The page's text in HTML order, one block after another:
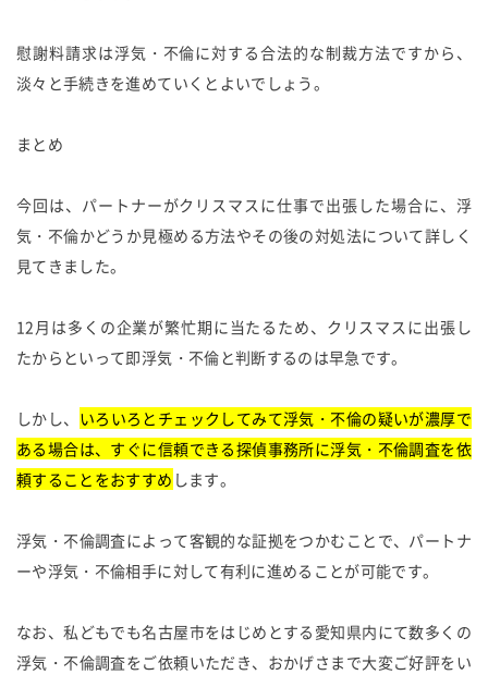
慰謝料請求は浮気・不倫に対する合法的な制裁方法ですから、
淡々と手続きを進めていくとよいでしょう。
まとめ
今回は、パートナーがクリスマスに仕事で出張した場合に、浮
気・不倫かどうか見極める方法やその後の対処法について詳しく
見てきました。
12月は多くの企業が繁忙期に当たるため、クリスマスに出張し
たからといって即浮気・不倫と判断するのは早急です。
しかし、 いろいろとチェックしてみて浮気・不倫の疑いが濃厚で
ある場合は、すぐに信頼できる探偵事務所に浮気・不倫調査を依
頼することをおすすめ します。
浮気・不倫調査によって客観的な証拠をつかむことで、パートナ
ーや浮気・不倫相手に対して有利に進めることが可能です。
なお、私どもでも名古屋市をはじめとする愛知県内にて数多くの
浮気・不倫調査をご依頼いただき、おかげさまで大変ご好評をい